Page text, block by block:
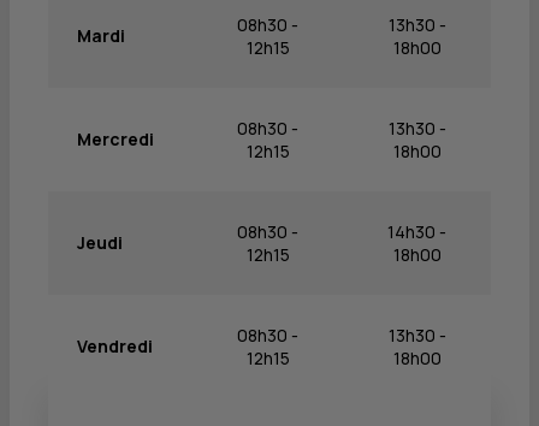
Mardi
08h30 -
12h15
13h30 -
18h00
Mercredi
08h30 -
12h15
13h30 -
18h00
Jeudi
08h30 -
12h15
14h30 -
18h00
Vendredi
08h30 -
12h15
13h30 -
18h00